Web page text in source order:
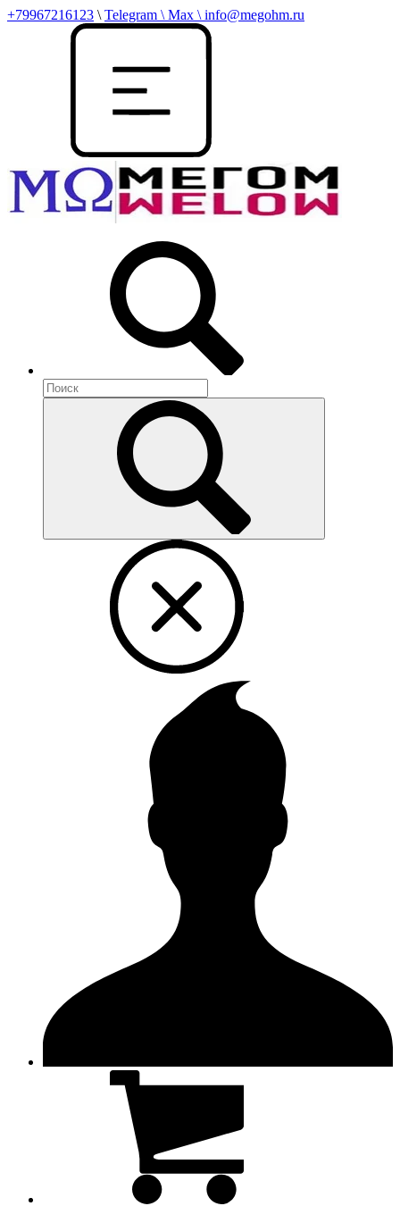
+79967216123 \ Telegram \ Max \ info@megohm.ru